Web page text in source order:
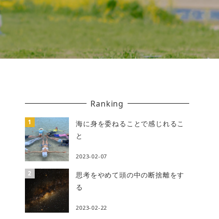
Ranking
海に身を委ねることで感じれるこ
と
2023-02-07
思考をやめて頭の中の断捨離をす
る
2023-02-22